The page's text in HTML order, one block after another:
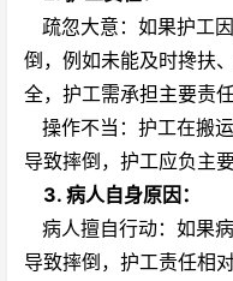
疏忽大意：如果护工
倒，例如未能及时搀扶
全，护工需承担主要责任
操作不当：护工在搬
导致摔倒，护工应负主要
3. 病人自身原因：
病人擅自行动：如果
导致摔倒，护工责任相